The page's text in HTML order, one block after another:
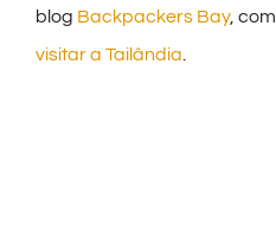
blog Backpackers Bay, com
visitar a Tailândia